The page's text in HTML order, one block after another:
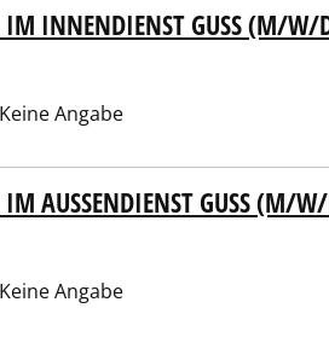
IM INNENDIENST GUSS (M/W/
Keine Angabe
IM AUSSENDIENST GUSS (M/W/
Keine Angabe